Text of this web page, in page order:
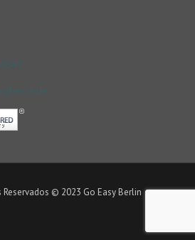
© 2023 Go Easy Berlin